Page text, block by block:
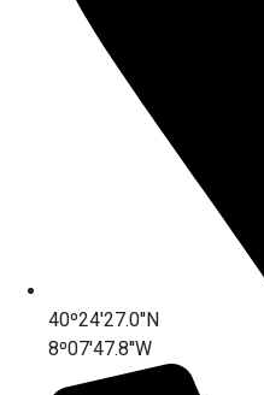
40º24'27.0''N
8º07'47.8''W